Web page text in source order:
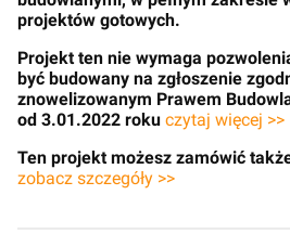
projektów gotowych.
Projekt ten nie wymaga
być budowany na zgłoszenie
znowelizowanym Prawem
od 3.01.2022 roku czytaj więcej >>
Ten projekt możesz zamówić
zobacz szczegóły >>